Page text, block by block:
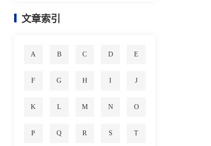
文章索引
A B C D E
F G H I J
K L M N O
P Q R S T